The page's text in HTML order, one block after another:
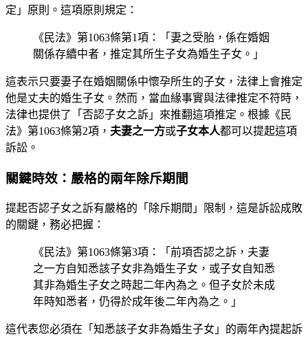
定」原則。這項原則規定：
《民法》第1063條第1項：「妻之受胎，係在婚姻
關係存續中者，推定其所生子女為婚生子女。」
這表示只要妻子在婚姻關係中懷孕所生的子女，法律上會推定
他是丈夫的婚生子女。然而，當血緣事實與法律推定不符時，
法律也提供了「否認子女之訴」來推翻這項推定。根據《民
法》第1063條第2項， 夫妻之一方或子女本人都可以提起這項
訴訟。
關鍵時效：嚴格的兩年除斥期間
提起否認子女之訴有嚴格的「除斥期間」限制，這是訴訟成敗
的關鍵，務必把握：
《民法》第1063條第3項：「前項否認之訴，夫妻
之一方自知悉該子女非為婚生子女，或子女自知悉
其非為婚生子女之時起二年內為之。但子女於未成
年時知悉者，仍得於成年後二年內為之。」
這代表您必須在「知悉該子女非為婚生子女」的兩年內提起訴